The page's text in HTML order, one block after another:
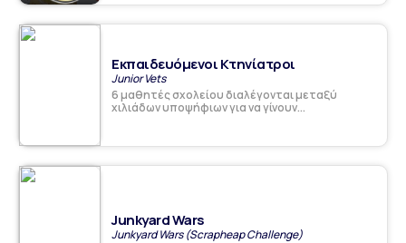
Εκπαιδευόμενοι Κτηνίατροι
Junior Vets
6 μαθητές σχολείου διαλέγονται μεταξύ
χιλιάδων υποψήφιων για να γίνουν...
Junkyard Wars
Junkyard Wars (Scrapheap Challenge)